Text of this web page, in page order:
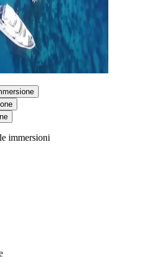
immersioni